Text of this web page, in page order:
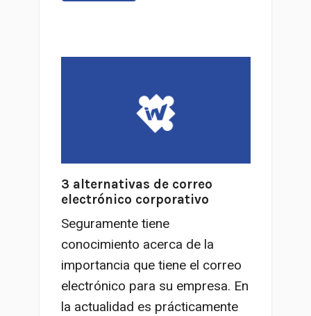
3 alternativas de correo
electrónico corporativo
Seguramente tiene
conocimiento acerca de la
importancia que tiene el correo
electrónico para su empresa. En
la actualidad es prácticamente